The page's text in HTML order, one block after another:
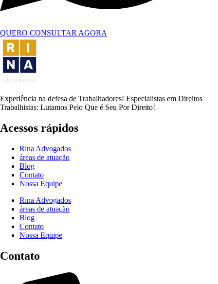
QUERO CONSULTAR AGORA
Experiência na defesa de Trabalhadores! Especialistas em Direitos
Trabalhistas: Lutamos Pelo Que é Seu Por Direito!
Acessos rápidos
Rina Advogados
áreas de atuação
Blog
Contato
Nossa Equipe
Rina Advogados
áreas de atuação
Blog
Contato
Nossa Equipe
Contato